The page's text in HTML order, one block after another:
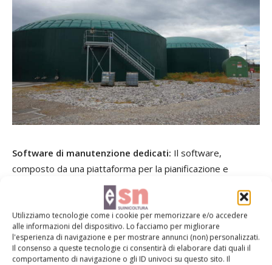
Utilizziamo tecnologie come i cookie per memorizzare e/o accedere
alle informazioni del dispositivo. Lo facciamo per migliorare
l'esperienza di navigazione e per mostrare annunci (non) personalizzati.
Il consenso a queste tecnologie ci consentirà di elaborare dati quali il
comportamento di navigazione o gli ID univoci su questo sito. Il
Software di manutenzione dedicati: Il software,
composto da una piattaforma per la pianificazione e
gestione della manutenzione, integra funzioni di Asset
information, Ticket e Reporting & KPI. Il sistema opera in
simbiosi con il data collector dal quale riceve le informazioni
per la pianificazione degli interventi.